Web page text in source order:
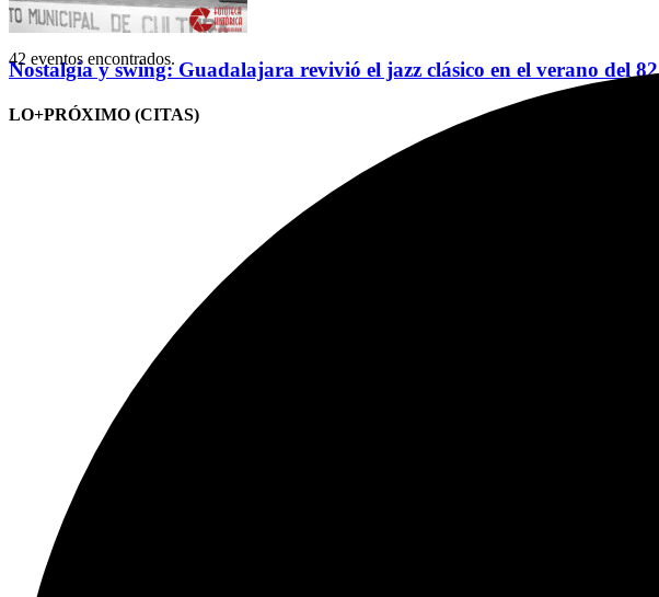
Nostalgia y swing: Guadalajara revivió el jazz clásico en el verano del 82
LO+PRÓXIMO (CITAS)
42 eventos encontrados.